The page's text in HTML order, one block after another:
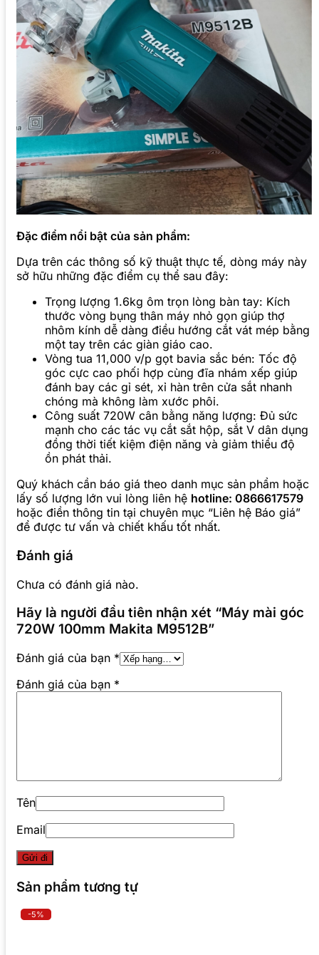
Đặc điểm nổi bật của sản phẩm:
Dựa trên các thông số kỹ thuật thực tế, dòng máy này
sở hữu những đặc điểm cụ thể sau đây:
Trọng lượng 1.6kg ôm trọn lòng bàn tay: Kích
thước vòng bụng thân máy nhỏ gọn giúp thợ
nhôm kính dễ dàng điều hướng cắt vát mép bằng
một tay trên các giàn giáo cao.
Vòng tua 11,000 v/p gọt bavia sắc bén: Tốc độ
góc cực cao phối hợp cùng đĩa nhám xếp giúp
đánh bay các gỉ sét, xỉ hàn trên cửa sắt nhanh
chóng mà không làm xước phôi.
Công suất 720W cân bằng năng lượng: Đủ sức
mạnh cho các tác vụ cắt sắt hộp, sắt V dân dụng
đồng thời tiết kiệm điện năng và giảm thiểu độ
ồn phát thải.
Quý khách cần báo giá theo danh mục sản phẩm hoặc
lấy số lượng lớn vui lòng liên hệ hotline: 0866617579
hoặc điền thông tin tại chuyên mục “Liên hệ Báo giá”
để được tư vấn và chiết khấu tốt nhất.
Đánh giá
Chưa có đánh giá nào.
Hãy là người đầu tiên nhận xét “Máy mài góc
720W 100mm Makita M9512B”
Đánh giá của bạn *
Đánh giá của bạn *
Tên
Email
Sản phẩm tương tự
-5%